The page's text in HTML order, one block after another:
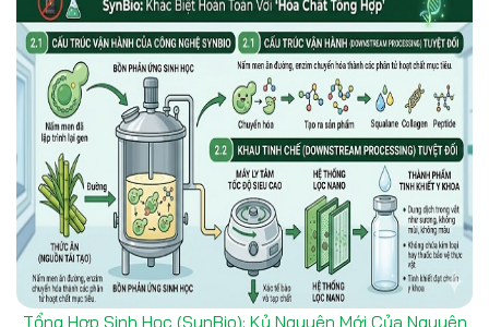
Tổng Hợp Sinh Học (SynBio): Kỷ Nguyên Mới Của Nguyên